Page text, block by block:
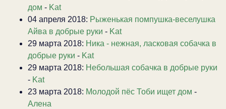
дом - Kat
04 апреля 2018: Рыженькая помпушка-веселушка
Айва в добрые руки - Kat
29 марта 2018: Ника - нежная, ласковая собачка в
добрые руки - Kat
29 марта 2018: Небольшая собачка в добрые руки
- Kat
23 марта 2018: Молодой пёс Тоби ищет дом -
Алена